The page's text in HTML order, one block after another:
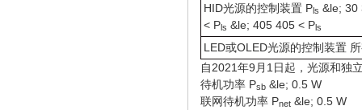
HID光源的控制装置 Pls &le; 30
< Pls &le; 405 405 < Pls
LED或OLED光源的控制装置
自2021年9月1日起，光源和独
待机功率 Psb &le; 0.5 W
联网待机功率 Pnet &le; 0.5 W